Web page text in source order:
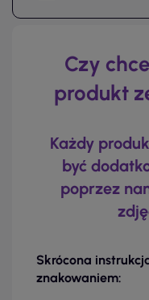
Czy
produkt
Każdy
być
poprzez
Skrócona
znakowaniem: